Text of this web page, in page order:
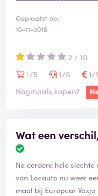
afgeschreven! Bleek
verzekering ging! Voor
dit op te lossen. Ze
ik eenmaal getekend
is niet van Rentalcars!
Teken dus niks
ik dit vertelde in mijn
gezien. En de
beschadigingen. De
krassen die niet op het
Kortom, hele slechte
Rentalcars.com
Geplaatst op:
10-11-2016
2 / 10
1/5
1/5 1/
Nogmaals kopen?
Wat een
Na eerdere hele
van Locauto nu weer
maal bij Europcar Vaxjo